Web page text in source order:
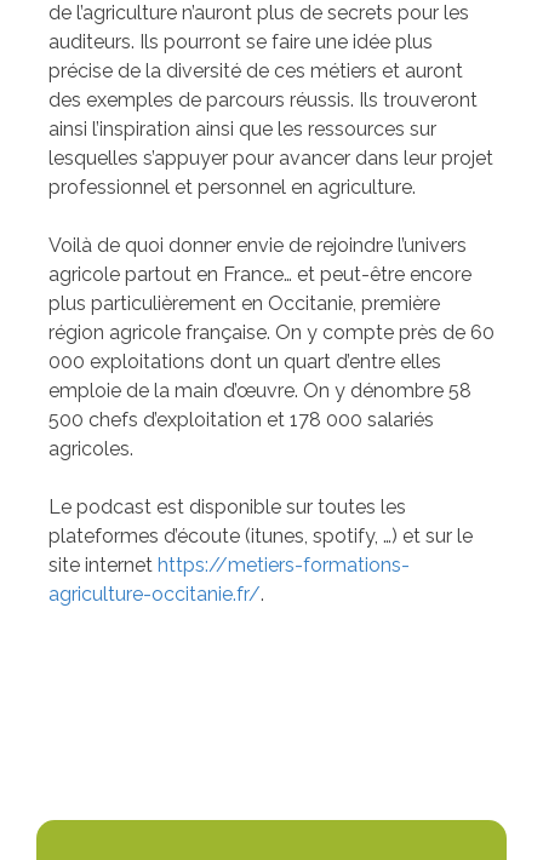
de l’agriculture n’auront plus de secrets pour les
auditeurs. Ils pourront se faire une idée plus
précise de la diversité de ces métiers et auront
des exemples de parcours réussis. Ils trouveront
ainsi l’inspiration ainsi que les ressources sur
lesquelles s’appuyer pour avancer dans leur projet
professionnel et personnel en agriculture.
Voilà de quoi donner envie de rejoindre l’univers
agricole partout en France… et peut-être encore
plus particulièrement en Occitanie, première
région agricole française. On y compte près de 60
000 exploitations dont un quart d’entre elles
emploie de la main d’œuvre. On y dénombre 58
500 chefs d’exploitation et 178 000 salariés
agricoles.
Le podcast est disponible sur toutes les
plateformes d’écoute (itunes, spotify, …) et sur le
site internet https://metiers-formations-
agriculture-occitanie.fr/.